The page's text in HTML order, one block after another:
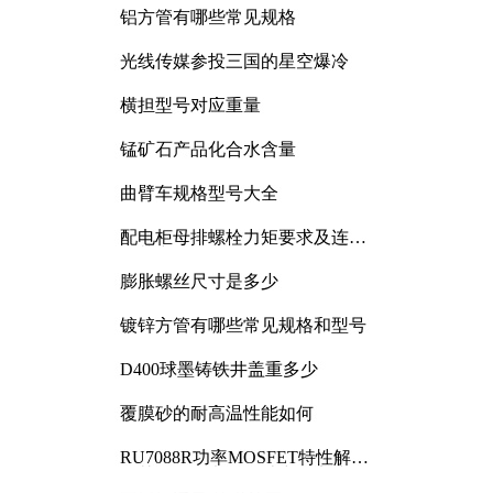
铝方管有哪些常见规格
光线传媒参投三国的星空爆冷
横担型号对应重量
锰矿石产品化合水含量
曲臂车规格型号大全
配电柜母排螺栓力矩要求及连接
膨胀螺丝尺寸是多少
镀锌方管有哪些常见规格和型号
D400球墨铸铁井盖重多少
覆膜砂的耐高温性能如何
RU7088R功率MOSFET特性解析